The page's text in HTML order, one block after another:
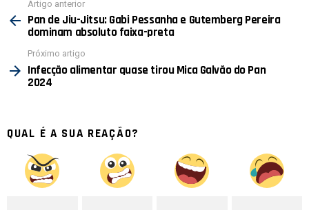
mais
Artigo anterior
Pan de Jiu-Jitsu: Gabi Pessanha e Gutemberg Pereira
dominam absoluto faixa-preta
Próximo artigo
Infecção alimentar quase tirou Mica Galvão do Pan
2024
QUAL É A SUA REAÇÃO?